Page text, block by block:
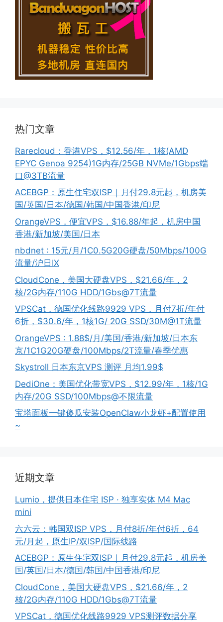
热门文章
Rarecloud：香港VPS，$12.56/年，1核(AMD
EPYC Genoa 9254)1G内存/25GB NVMe/1Gbps端
口@3TB流量
ACEBGP：原生住宅双ISP｜月付29.8元起，机房美
国/英国/日本/德国/韩国/中国香港/印尼
OrangeVPS，便宜VPS，$16.88/年起，机房中国
香港/新加坡/美国/日本
nbdnet : 15元/月/1C0.5G20G硬盘/50Mbps/100G
流量/沪日IX
CloudCone，美国大硬盘VPS，$21.66/年，2
核/2G内存/110G HDD/1Gbs@7T流量
VPSCat，德国优化线路9929 VPS，月付7折/年付
6折，$30.6/年，1核1G/ 20G SSD/30M@1T流量
OrangeVPS : 1.88$/月/美国/香港/新加坡/日本东
京/1C1G20G硬盘/100Mbps/2T流量/春季优惠
Skystroll 日本东京VPS 测评 月均1.99$
DediOne：美国优化带宽VPS，$12.99/年，1核/1G
内存/20G SSD/100Mbps@不限流量
宝塔面板一键傻瓜安装OpenClaw小龙虾+配置使用
~
近期文章
Lumio，提供日本住宅 ISP · 独享实体 M4 Mac
mini
六六云：韩国双ISP VPS，月付8折/年付6折，64
元/月起，原生IP/双ISP/国际线路
ACEBGP：原生住宅双ISP｜月付29.8元起，机房美
国/英国/日本/德国/韩国/中国香港/印尼
CloudCone，美国大硬盘VPS，$21.66/年，2
核/2G内存/110G HDD/1Gbs@7T流量
VPSCat，德国优化线路9929 VPS测评数据分享